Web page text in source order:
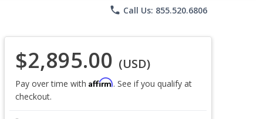
phone Call Us: 855.520.6806
$2,895.00 (USD)
Pay over time with Affirm. See if you qualify at
checkout.